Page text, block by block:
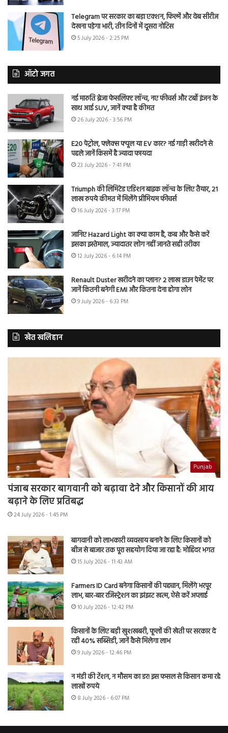
Telegram पर सरकार का बड़ा एक्शन, फिल्में और वेब सीरीज
देखना पड़ेगा भारी, तीन दिनों में दूसरा नोटिस
5 July 2026 - 2:25 PM
ऑटो जगत
नई मारुति ब्रेजा फेसलिफ्ट लॉन्च, नए फीचर्स और टर्बो इंजन के
साथ आई SUV, जानें क्या है कीमत
26 July 2026 - 3:56 PM
E20 पेट्रोल, फ्लेक्स फ्यूल या EV कार? नई गाड़ी खरीदने से
पहले जानें किसमें है ज्यादा फायदा
23 July 2026 - 7:41 PM
Triumph की लिमिटेड एडिशन बाइक लॉन्च के लिए तैयार, 21
लाख रुपये कीमत में मिलेंगे प्रीमियम फीचर्स
16 July 2026 - 3:17 PM
जानिए Hazard Light का क्या काम है, कब और कैसे करें
इसका इस्तेमाल, ज्यादातर लोग नहीं जानते सही तरीका
12 July 2026 - 6:14 PM
Renault Duster खरीदने का प्लान? 2 लाख डाउन पेमेंट पर
जानें कितनी बनेगी EMI और कितना देना होगा लोन
9 July 2026 - 6:33 PM
खेत खलिहान
Punjab
पंजाब सरकार बागवानी को बढ़ावा देने और किसानों की आय
बढ़ाने के लिए प्रतिबद्ध
24 July 2026 - 1:45 PM
बागवानी को लाभकारी व्यवसाय बनाने के लिए किसानों को
बीज से बाजार तक पूरा सहयोग दिया जा रहा है: मोहिंदर भगत
15 July 2026 - 11:43 AM
Farmers ID Card बनेगा किसानों की पहचान, मिलेंगे भरपूर
लाभ, बार-बार रजिस्ट्रेशन का झंझट खत्म, ऐसे करें अप्लाई
10 July 2026 - 12:42 PM
किसानों के लिए बड़ी खुशखबरी, फूलों की खेती पर सरकार दे
रही 40% सब्सिडी, जानें कैसे मिलेगा लाभ
9 July 2026 - 12:46 PM
न मंडी की टेंशन, न मौसम का डर! इस फसल से किसान कमा रहे
लाखों रुपये
8 July 2026 - 6:07 PM